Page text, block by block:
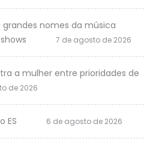
nomes da música
7 de agosto de 2026
a mulher entre prioridades de
de 2026
ES 6 de agosto de 2026